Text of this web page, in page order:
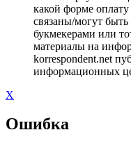
какой форме
связаны/могут
букмекерами или
материалы на
korrespondent.net
информационных
X
Ошибка